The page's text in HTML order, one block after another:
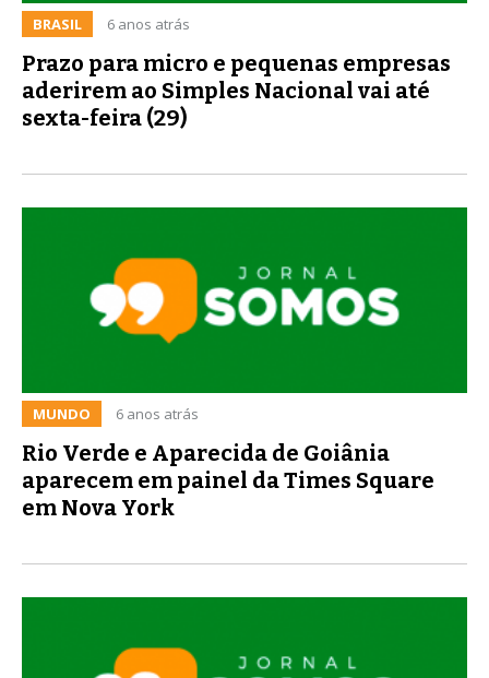
BRASIL 6 anos atrás
Prazo para micro e pequenas empresas
aderirem ao Simples Nacional vai até
sexta-feira (29)
MUNDO 6 anos atrás
Rio Verde e Aparecida de Goiânia
aparecem em painel da Times Square
em Nova York